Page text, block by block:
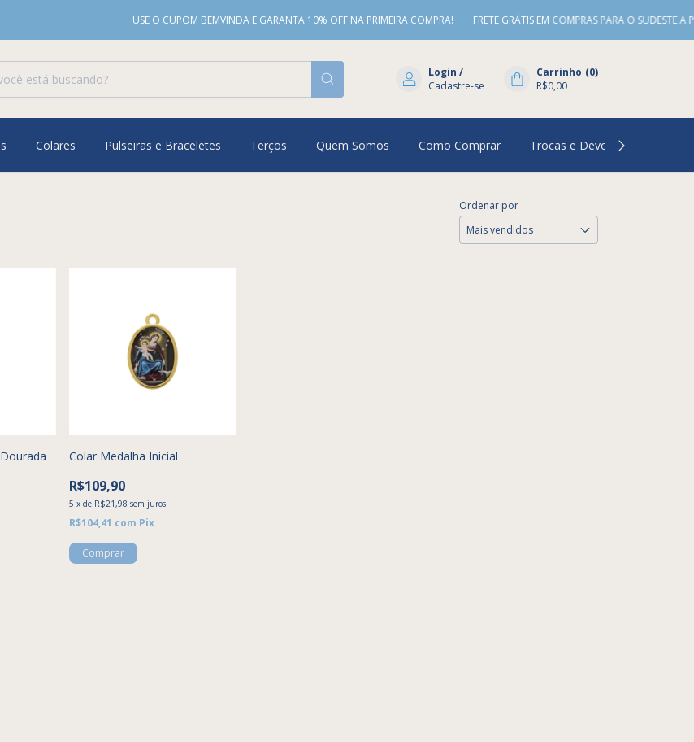
USE O CUPOM BEMVINDA E GARANTA 10% OFF NA PRIMEIRA COMPRA! FRETE GRÁTIS EM COMPRAS PARA O SUDESTE A
Login /
Cadastre-se
Carrinho (0)
R$0,00
Colares Pulseiras e Braceletes Terços Quem Somos Como Comprar Trocas e Devoluções
Ordenar por
Colar Medalha Inicial
R$109,90
5 x de R$21,98 sem juros
R$104,41 com Pix
Comprar